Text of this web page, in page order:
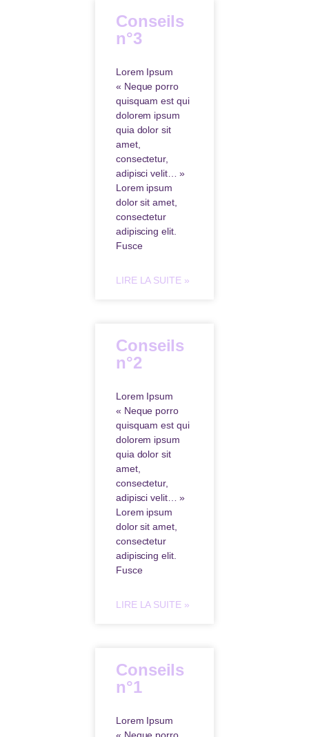
Conseils
n°3
Lorem Ipsum
« Neque porro
quisquam est qui
dolorem ipsum
quia dolor sit
amet,
consectetur,
adipisci velit… »
Lorem ipsum
dolor sit amet,
consectetur
adipiscing elit.
Fusce
LIRE LA SUITE »
Conseils
n°2
Lorem Ipsum
« Neque porro
quisquam est qui
dolorem ipsum
quia dolor sit
amet,
consectetur,
adipisci velit… »
Lorem ipsum
dolor sit amet,
consectetur
adipiscing elit.
Fusce
LIRE LA SUITE »
Conseils
n°1
Lorem Ipsum
« Neque porro